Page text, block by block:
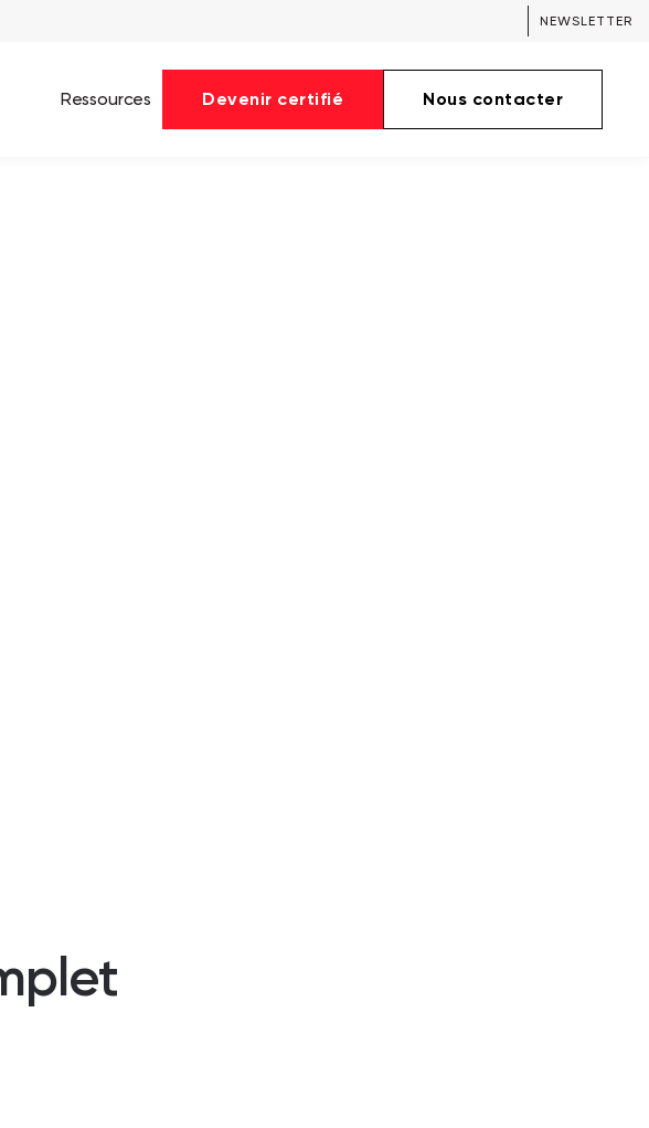
NEWSLETTER
Ressources Devenir certifié Nous contacter